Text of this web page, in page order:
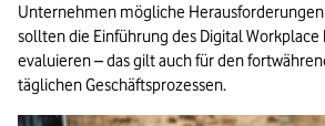
Unternehmen mögliche Herausforderungen
sollten die Einführung des Digital
evaluieren – das gilt auch für den
täglichen Geschäftsprozessen.